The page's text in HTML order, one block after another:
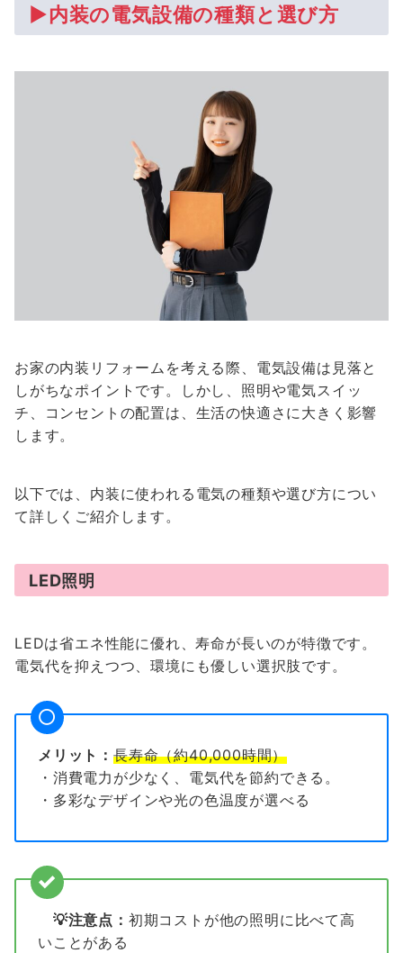
▶内装の電気設備の種類と選び方
お家の内装リフォームを考える際、電気設備は見落と
しがちなポイントです。しかし、照明や電気スイッ
チ、コンセントの配置は、生活の快適さに大きく影響
します。
以下では、内装に使われる電気の種類や選び方につい
て詳しくご紹介します。
LED照明
LEDは省エネ性能に優れ、寿命が長いのが特徴です。
電気代を抑えつつ、環境にも優しい選択肢です。
メリット： 長寿命（約40,000時間）
・消費電力が少なく、電気代を節約できる。
・多彩なデザインや光の色温度が選べる
💡注意点： 初期コストが他の照明に比べて高
いことがある